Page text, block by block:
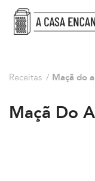
Receitas / Maçã do
Maçã Do